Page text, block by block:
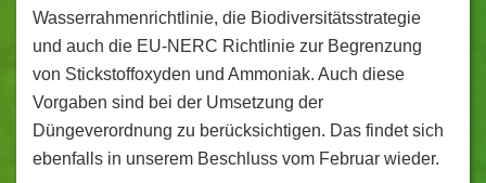
Wasserrahmenrichtlinie, die Biodiversitätsstrategie
und auch die EU-NERC Richtlinie zur Begrenzung
von Stickstoffoxyden und Ammoniak. Auch diese
Vorgaben sind bei der Umsetzung der
Düngeverordnung zu berücksichtigen. Das findet sich
ebenfalls in unserem Beschluss vom Februar wieder.